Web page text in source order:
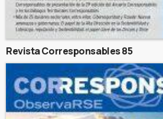
Revista Corresponsables 85